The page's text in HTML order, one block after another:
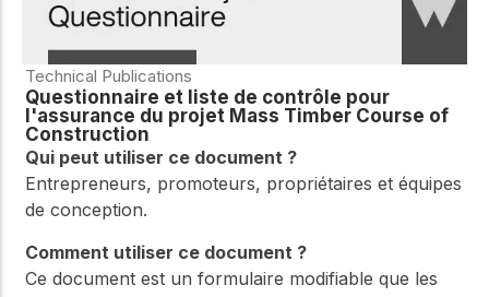
Technical Publications
Questionnaire et liste de contrôle pour
l'assurance du projet Mass Timber Course of
Construction
Qui peut utiliser ce document ?
Entrepreneurs, promoteurs, propriétaires et équipes
de conception.
Comment utiliser ce document ?
Ce document est un formulaire modifiable que les